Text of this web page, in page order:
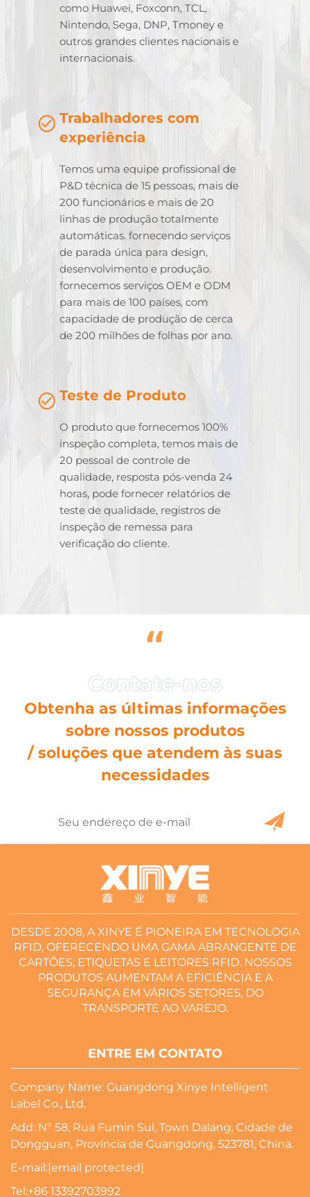
como Huawei, Foxconn, TCL,
Nintendo, Sega, DNP, Tmoney e
outros grandes clientes nacionais e
internacionais.
Trabalhadores com
experiência
Temos uma equipe profissional de
P&D técnica de 15 pessoas, mais de
200 funcionários e mais de 20
linhas de produção totalmente
automáticas. fornecendo serviços
de parada única para design,
desenvolvimento e produção.
fornecemos serviços OEM e ODM
para mais de 100 países, com
capacidade de produção de cerca
de 200 milhões de folhas por ano.
Teste de Produto
O produto que fornecemos 100%
inspeção completa, temos mais de
20 pessoal de controle de
qualidade, resposta pós-venda 24
horas, pode fornecer relatórios de
teste de qualidade, registros de
inspeção de remessa para
verificação do cliente.
“
Obtenha as últimas informações
sobre nossos produtos
/ soluções que atendem às suas
necessidades
DESDE 2008, A XINYE É PIONEIRA EM TECNOLOGIA
RFID, OFERECENDO UMA GAMA ABRANGENTE DE
CARTÕES, ETIQUETAS E LEITORES RFID. NOSSOS
PRODUTOS AUMENTAM A EFICIÊNCIA E A
SEGURANÇA EM VÁRIOS SETORES, DO
TRANSPORTE AO VAREJO.
ENTRE EM CONTATO
Company Name: Guangdong Xinye Intelligent
Label Co., Ltd.
Add: Nº 58, Rua Fumin Sul, Town Dalang, Cidade de
Dongguan, Província de Guangdong, 523781, China.
E-mail:[email protected]
Tel:+86 13392703992